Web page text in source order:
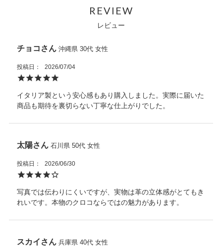
内側収納：紙幣ポケット×４
オープンポケット小銭入れ×１
開閉：ファスナー
・水などにぬれた場合は、直ちに拭き取り、風通しの良い場所
で自然乾燥させてください。
ください。
・洗濯機は使用しないでください。クリーニング専門店をご利
用ください。
・熱源や日光に長時間晒さないでください。
埃、湿気を避けてください。
また天然皮革に関してはワシントン条約を元に適正に輸入され
REVIEW
レビュー
チョコ 沖縄県 30代 女性
投稿日 2026/07/04
イタリア製という安心感もあり購入しました。実際に届いた
商品も期待を裏切らない丁寧な仕上がりでした。
太陽 石川県 50代 女性
投稿日 2026/06/30
写真では伝わりにくいですが、実物は革の立体感がとてもき
れいです。本物のクロコならではの魅力があります。
スカイ 兵庫県 40代 女性